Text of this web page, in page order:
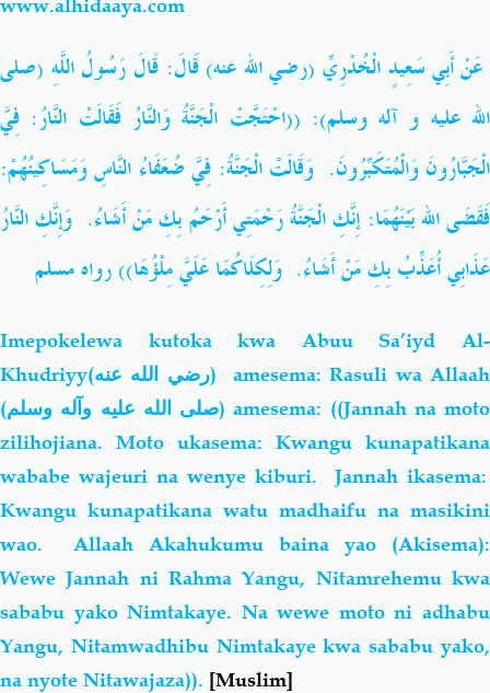
Mapishi
www.alhidaaya.com
عَنْ أَبِي سَعِيدٍ الْخُدْرِيِّ (رضي الله عنه) قَالَ: قَالَ رَسُولُ اللَّهِ (صلى
الله عليه و آله وسلم): ((احْتَجَّتْ الْجَنَّةُ وَالنَّارُ فَقَالَتْ النَّارُ: فِيَّ
الْجَبَّارُونَ وَالْمُتَكَبِّرُونَ. وَقَالَتْ الْجَنَّةُ: فِيَّ ضُعَفَاءُ النَّاسِ وَمَسَاكِينُهُمْ:
فَقَضَى الله بَيْنَهُمَا: إِنَّكِ الْجَنَّةُ رَحْمَتِي أَرْحَمُ بِكِ مَنْ أَشَاءُ. وَإِنَّكِ النَّارُ
عَذَابِي أُعَذِّبُ بِكِ مَنْ أَشَاءُ. وَلِكِلَاكُمَاعَلَيَّ مِلْؤُهَا)) رواه مسلم
Imepokelewa kutoka kwa Abuu Sa’iyd Al-
Khudriyy(رضي الله عنه) amesema: Rasuli wa Allaah
(صلى الله عليه وآله وسلم) amesema: ((Jannah na moto
zilihojiana. Moto ukasema: Kwangu kunapatikana
wababe wajeuri na wenye kiburi. Jannah ikasema:
Kwangu kunapatikana watu madhaifu na masikini
wao. Allaah Akahukumu baina yao (Akisema):
Wewe Jannah ni Rahma Yangu, Nitamrehemu kwa
sababu yako Nimtakaye. Na wewe moto ni adhabu
Yangu, Nitamwadhibu Nimtakaye kwa sababu yako,
na nyote Nitawajaza)). [Muslim]